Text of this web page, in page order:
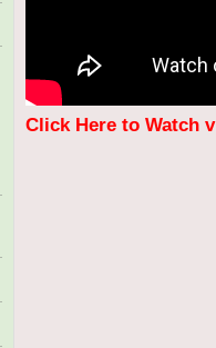
Click Here to Watch